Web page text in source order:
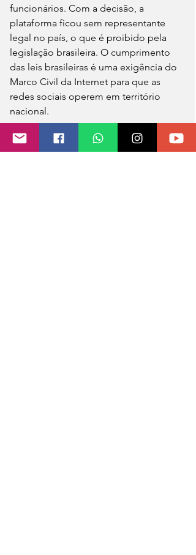
funcionários. Com a decisão, a
plataforma ficou sem representante
legal no país, o que é proibido pela
legislação brasileira. O cumprimento
das leis brasileiras é uma exigência do
Marco Civil da Internet para que as
redes sociais operem em território
nacional.
A nova decisão de Moraes foi
proferida depois de o X não cumprir